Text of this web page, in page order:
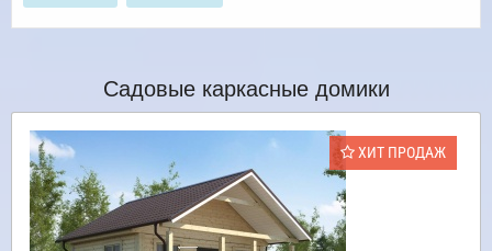
Садовые каркасные домики
ХИТ ПРОДАЖ